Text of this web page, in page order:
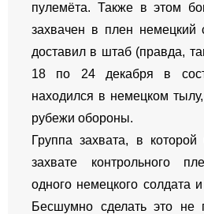
пулемёта. Также в этом
захвачен в плен немецкий
доставил в штаб (правда,
18 по 24 декабря в
находился в немецком
рубежи обороны.
Группа захвата, в
захвате контрольного
одного немецкого солдата
Бесшумно сделать это не